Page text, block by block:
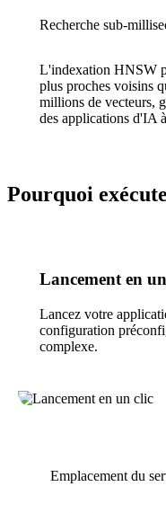
Recherche sub-
L'indexation HNSW
plus proches voisins
millions de vecteurs,
des applications d'IA
Pourquoi
Lancement en
Lancez votre
configuration
complexe.
Emplacement du